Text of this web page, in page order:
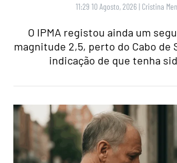
11:29 10 Agosto, 2026 | Cristina
O IPMA registou ainda um
magnitude 2,5, perto do Cabo de
indicação de que tenha